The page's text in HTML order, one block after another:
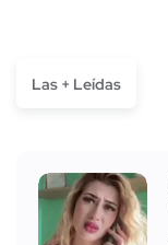
Las + Leídas